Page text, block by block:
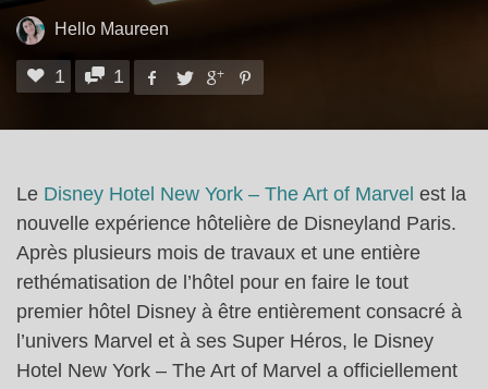
Hello Maureen
1 1
Le Disney Hotel New York – The Art of Marvel est la
nouvelle expérience hôtelière de Disneyland Paris.
Après plusieurs mois de travaux et une entière
rethématisation de l’hôtel pour en faire le tout
premier hôtel Disney à être entièrement consacré à
l’univers Marvel et à ses Super Héros, le Disney
Hotel New York – The Art of Marvel a officiellement